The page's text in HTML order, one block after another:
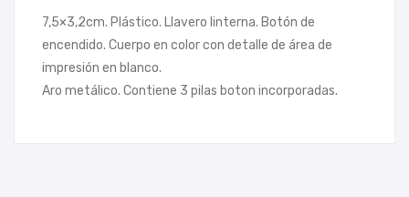
7,5×3,2cm. Plástico. Llavero linterna. Botón de
encendido. Cuerpo en color con detalle de área de
impresión en blanco.
Aro metálico. Contiene 3 pilas boton incorporadas.